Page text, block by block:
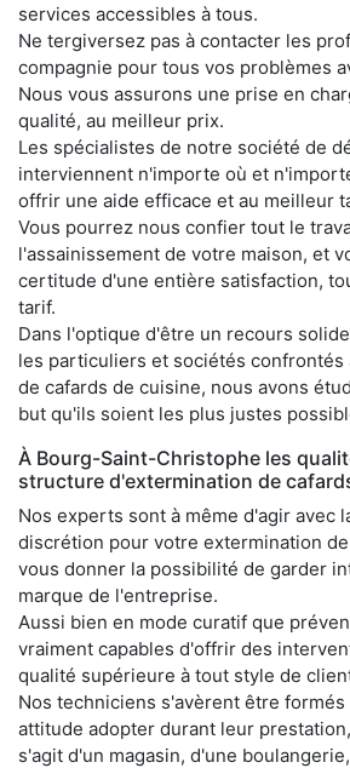
services accessibles à tous.
Ne tergiversez pas à contacter les
compagnie pour tous vos problèmes
Nous vous assurons une prise en
qualité, au meilleur prix.
Les spécialistes de notre société de
interviennent n'importe où et
offrir une aide efficace et au meilleur
Vous pourrez nous confier tout le
l'assainissement de votre maison, et
certitude d'une entière satisfaction,
tarif.
Dans l'optique d'être un recours
les particuliers et sociétés confrontés
de cafards de cuisine, nous avons
but qu'ils soient les plus justes
À Bourg-Saint-Christophe les
structure d'extermination de
Nos experts sont à même d'agir avec
discrétion pour votre extermination
vous donner la possibilité de garder
marque de l'entreprise.
Aussi bien en mode curatif que
vraiment capables d'offrir des
qualité supérieure à tout style de
Nos techniciens s'avèrent être
attitude adopter durant leur
s'agit d'un magasin, d'une